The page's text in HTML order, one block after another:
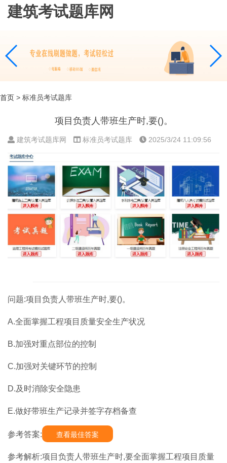
建筑考试题库网
首页 > 标准员考试题库
项目负责人带班生产时,要()。
建筑考试题库网 标准员考试题库 2025/3/24 11:09:56
问题:项目负责人带班生产时,要()。
A.全面掌握工程项目质量安全生产状况
B.加强对重点部位的控制
C.加强对关键环节的控制
D.及时消除安全隐患
E.做好带班生产记录并签字存档备查
参考答案: 查看最佳答案
参考解析:项目负责人带班生产时,要全面掌握工程项目质量